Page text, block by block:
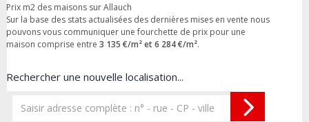
Prix m2 des maisons sur Allauch
Sur la base des stats actualisées des dernières mises en vente nous
pouvons vous communiquer une fourchette de prix pour une
maison comprise entre 3 135 €/m² et 6 284 €/m².
Rechercher une nouvelle localisation...